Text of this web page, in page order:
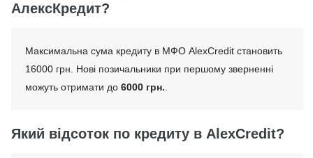
АлексКредит?
Максимальна сума кредиту в МФО AlexCredit становить
16000 грн. Нові позичальники при першому зверненні
можуть отримати до 6000 грн.
Який відсоток по кредиту в AlexCredit?